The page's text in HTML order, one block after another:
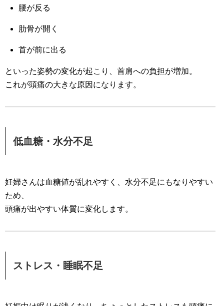
腰が反る
肋骨が開く
首が前に出る
といった姿勢の変化が起こり、首肩への負担が増加。
これが頭痛の大きな原因になります。
低血糖・水分不足
妊婦さんは血糖値が乱れやすく、水分不足にもなりやすい
ため、
頭痛が出やすい体質に変化します。
ストレス・睡眠不足